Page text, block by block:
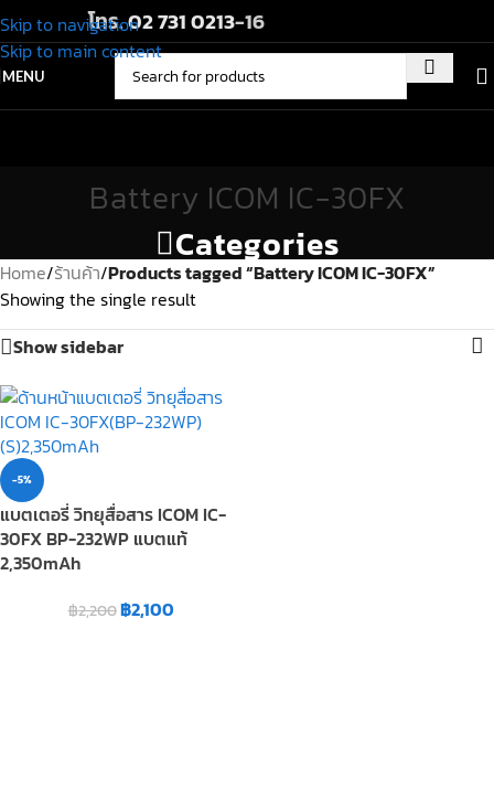
Skip to navigation
Skip to main content
โทร.02 731 0213-16
MENU
Battery ICOM IC-30FX
Categories
Home/ร้านค้า/Products tagged “Battery ICOM IC-30FX”
Showing the single result
Show sidebar
-5%
แบตเตอรี่ วิทยุสื่อสาร ICOM IC-
30FX BP-232WP แบตแท้
2,350mAh
฿2,200฿2,100